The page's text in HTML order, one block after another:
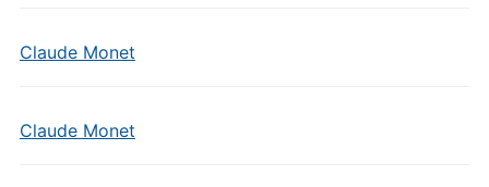
Claude Monet
Claude Monet